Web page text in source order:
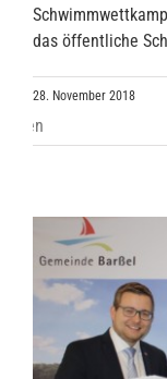
das öffentliche
28. November 2018